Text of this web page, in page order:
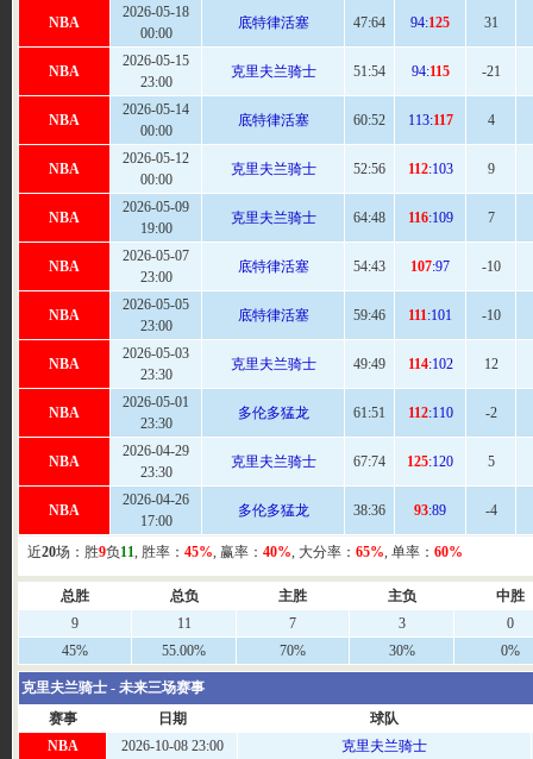
NBA
2026-05-18
00:00
底特律活塞 47:64 94:125 31
NBA
2026-05-15
23:00
克里夫兰骑士 51:54 94:115 -21
NBA
2026-05-14
00:00
底特律活塞 60:52 113:117 4
NBA
2026-05-12
00:00
克里夫兰骑士 52:56 112:103 9
NBA
2026-05-09
19:00
克里夫兰骑士 64:48 116:109 7
NBA
2026-05-07
23:00
底特律活塞 54:43 107:97 -10
NBA
2026-05-05
23:00
底特律活塞 59:46 111:101 -10
NBA
2026-05-03
23:30
克里夫兰骑士 49:49 114:102 12
NBA
2026-05-01
23:30
多伦多猛龙 61:51 112:110 -2
NBA
2026-04-29
23:30
克里夫兰骑士 67:74 125:120 5
NBA
2026-04-26
17:00
多伦多猛龙 38:36 93:89 -4
近20场：胜9负11, 胜率： 45%, 赢率： 40%, 大分率： 65%, 单率： 60%
总胜 总负 主胜 主负
中胜
9
11 7 3
0
45%
55.00% 70% 30% 0%
克里夫兰骑士 - 未来三场赛事
赛事
日期
球队
NBA
2026-10-08 23:00 克里夫兰骑士